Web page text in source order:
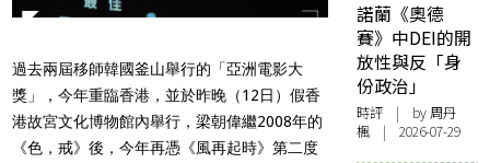
過去兩屆移師韓國釜山舉行的「亞洲電影大
獎」，今年重臨香港，並於昨晚（12日）假香
港故宮文化博物館內舉行，梁朝偉繼2008年的
《色，戒》後，今年再憑《風再起時》第二度
諾蘭《奧德
賽》中DEI的開
放性與反「身
份政治」
時評 | by周丹
楓 | 2026-07-29